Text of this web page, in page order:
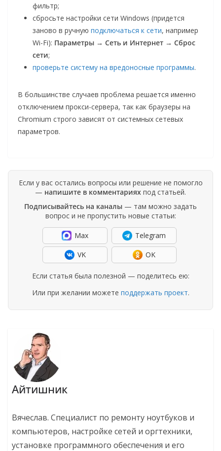
фильтр;
сбросьте настройки сети Windows (придется
заново в ручную подключаться к сети, например
Wi-Fi): Параметры → Сеть и Интернет → Сброс
сети;
проверьте систему на вредоносные программы.
В большинстве случаев проблема решается именно
отключением прокси-сервера, так как браузеры на
Chromium строго зависят от системных сетевых
параметров.
Если у вас остались вопросы или решение не помогло
— напишите в комментариях под статьей.
Подписывайтесь на каналы — там можно задать
вопрос и не пропустить новые статьи:
Max Telegram
VK OK
Если статья была полезной — поделитесь ею:
Или при желании можете поддержать проект.
Айтишник
Вячеслав. Специалист по ремонту ноутбуков и
компьютеров, настройке сетей и оргтехники,
установке программного обеспечения и его